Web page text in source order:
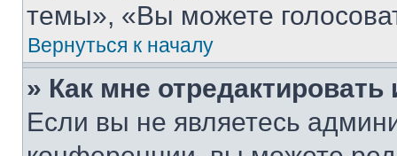
темы», «Вы можете
Вернуться к началу
» Как мне
Если вы не являетесь